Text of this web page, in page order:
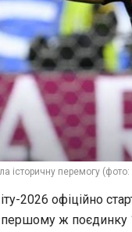
історичну перемогу
2026 офіційно
першому ж